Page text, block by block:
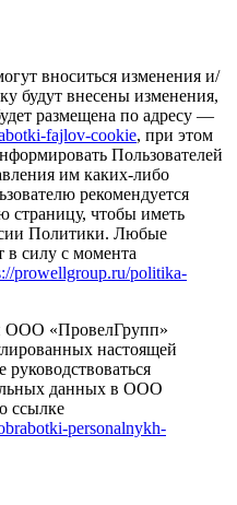
вноситься изменения и/
будут внесены изменения,
размещена по адресу —
fajlov-cookie, при этом
Пользователей
им каких-либо
рекомендуется
страницу, чтобы иметь
Политики. Любые
в силу с момента
prowellgroup.ru/politika-
ООО «ПровелГрупп»
настоящей
данных в ООО
ссылке
personalnykh-